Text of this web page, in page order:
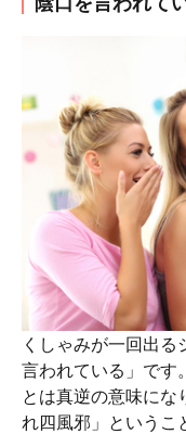
くしゃみが一回出
言われている」です
とは真逆の意味にな
れ四風邪」というこ